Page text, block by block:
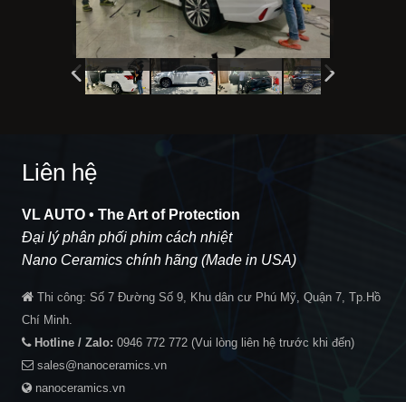
Liên hệ
VL AUTO • The Art of Protection
Đại lý phân phối phim cách nhiệt
Nano Ceramics chính hãng (Made in USA)
Thi công: Số 7 Đường Số 9, Khu dân cư Phú Mỹ, Quận 7, Tp.Hồ
Chí Minh.
Hotline / Zalo: 0946 772 772 (Vui lòng liên hệ trước khi đến)
sales@nanoceramics.vn
nanoceramics.vn